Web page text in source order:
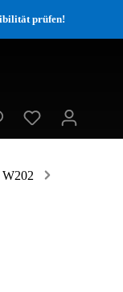
prüfen!
W202